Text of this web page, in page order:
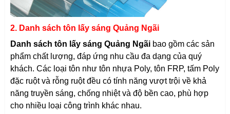
2. Danh sách tôn lấy sáng Quảng Ngãi
Danh sách tôn lấy sáng Quảng Ngãi bao gồm các sản
phẩm chất lượng, đáp ứng nhu cầu đa dạng của quý
khách. Các loại tôn như tôn nhựa Poly, tôn FRP, tấm Poly
đặc ruột và rỗng ruột đều có tính năng vượt trội về khả
năng truyền sáng, chống nhiệt và độ bền cao, phù hợp
cho nhiều loại công trình khác nhau.